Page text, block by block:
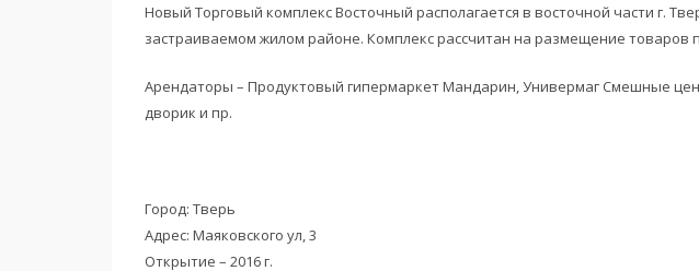
Новый Торговый комплекс Восточный располагается в восточной части г.
застраиваемом жилом районе. Комплекс рассчитан на размещение товаров
Арендаторы – Продуктовый гипермаркет Мандарин, Универмаг Смешные
дворик и пр.
Город: Тверь
Адрес: Маяковского ул, 3
Открытие – 2016 г.